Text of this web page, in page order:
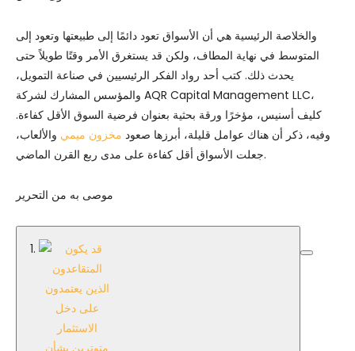
والخلاصة الرئيسية هي أن الأسواق تعود دائمًا إلى طبيعتها وتعود إلى
المتوسط ​​في نهاية المطاف، ولكن قد يستغرق الأمر وقتًا طويلاً حتى
يحدث ذلك. كتب أحد رواد الفكر الرئيسيين في صناعة التمويل،
والمؤسس المشارك لشركة AQR Capital Management LLC،
كليف أسنيس، مؤخرًا ورقة بحثية بعنوان فرضية السوق الأقل كفاءة.
وفيه، ذكر أن هناك عوامل قليلة، أبرزها صعود مخزون ميمي والألعاب،
جعلت الأسواق أقل كفاءة على مدى ربع القرن الماضي.
موصى به من التحرير